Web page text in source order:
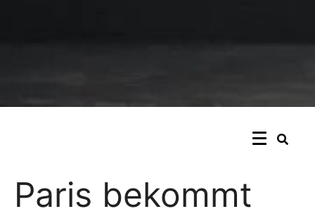
Paris bekommt